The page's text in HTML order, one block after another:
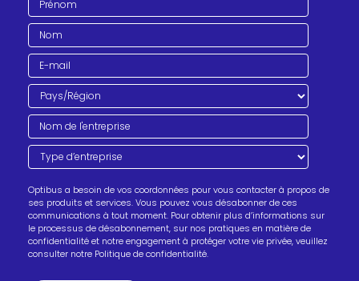
Optibus a besoin de vos coordonnées pour vous contacter à propos de
ses produits et services. Vous pouvez vous désabonner de ces
communications à tout moment. Pour obtenir plus d’informations sur
le processus de désabonnement, sur nos pratiques en matière de
confidentialité et notre engagement à protéger votre vie privée, veuillez
consulter notre Politique de confidentialité.